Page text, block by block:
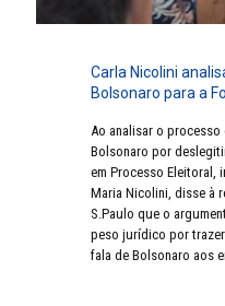
Carla Nicolini
Bolsonaro para a
Ao analisar o
Bolsonaro por
em Processo Eleitoral,
Maria Nicolini, disse à
S.Paulo que o
peso jurídico por
fala de Bolsonaro aos